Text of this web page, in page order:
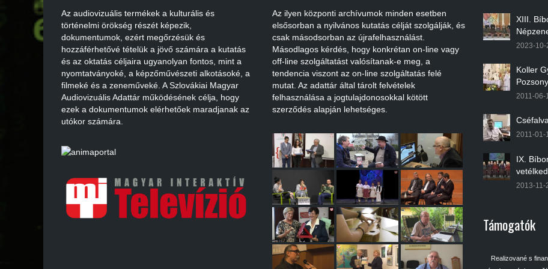
Az audiovizuális termékek a kulturális és
történelmi örökség részét képezik,
dokumentumok, ezért megőrzésük és
hozzáférhetővé tételük a jövő számára a kutatás
és az oktatás céljaira ugyanolyan fontos, mint a
nyomtatványoké, a képzőművészeti alkotásoké, a
filmeké és a zeneműveké. A Szlovákiai Magyar
Audiovizuális Adattár működésének célja, hogy
ezek a dokumentumok elérhetőek maradjanak az
utókor számára.
Az ilyen központi archívumok minden esetben
elsősorban a nyilvános kutatás célját szolgálják, és
csak másodsorban az újrafelhasználást.
Másodlagos kérdés, hogy konkrétan on-line vagy
off-line szolgáltatást valósítanak-e meg, a
tendencia viszont az on-line szolgáltatás felé
mutat. Az adattár által tárolt felvételek
felhasználása a jogtulajdonosokkal kötött
szerződés alapján lehetséges.
XIII.
2023-10-
Koller
2011-06-
2011-01-
IX.
2013-11-
Támogatók
Realizované s